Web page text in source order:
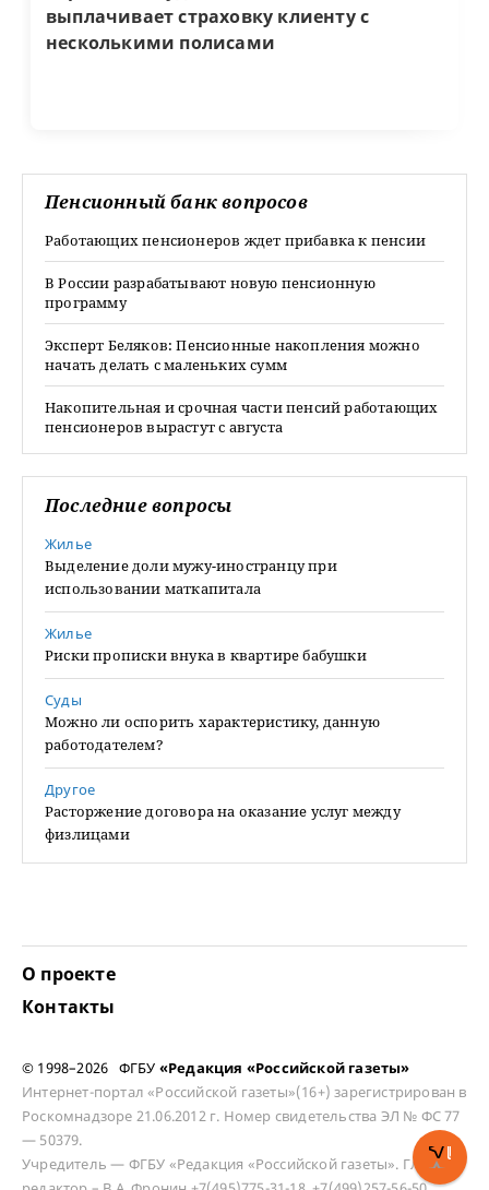
выплачивает страховку клиенту с
несколькими полисами
Пенсионный банк вопросов
Работающих пенсионеров ждет прибавка к пенсии
В России разрабатывают новую пенсионную
программу
Эксперт Беляков: Пенсионные накопления можно
начать делать с маленьких сумм
Накопительная и срочная части пенсий работающих
пенсионеров вырастут с августа
Последние вопросы
Жилье
Выделение доли мужу-иностранцу при
использовании маткапитала
Жилье
Риски прописки внука в квартире бабушки
Суды
Можно ли оспорить характеристику, данную
работодателем?
Другое
Расторжение договора на оказание услуг между
физлицами
О проекте
Контакты
© 1998–2026 ФГБУ «Редакция «Российской газеты»
Интернет-портал «Российской газеты»(16+) зарегистрирован в
Роскомнадзоре 21.06.2012 г. Номер свидетельства ЭЛ № ФС 77
— 50379.
Учредитель — ФГБУ «Редакция «Российской газеты». Главный